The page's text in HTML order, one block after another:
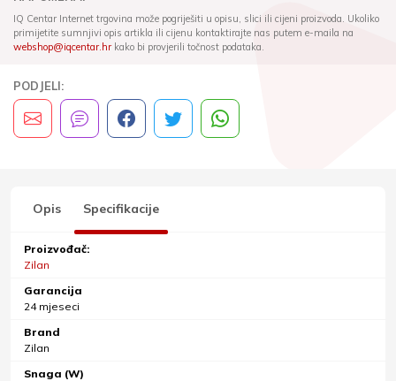
IQ Centar Internet trgovina može pogriješiti u opisu, slici ili cijeni proizvoda. Ukoliko
primijetite sumnjivi opis artikla ili cijenu kontaktirajte nas putem e-maila na
webshop@iqcentar.hrkako bi provjerili točnost podataka.
PODJELI:
Opis Specifikacije
Proizvođač:
Zilan
Garancija
24 mjeseci
Brand
Zilan
Snaga (W)